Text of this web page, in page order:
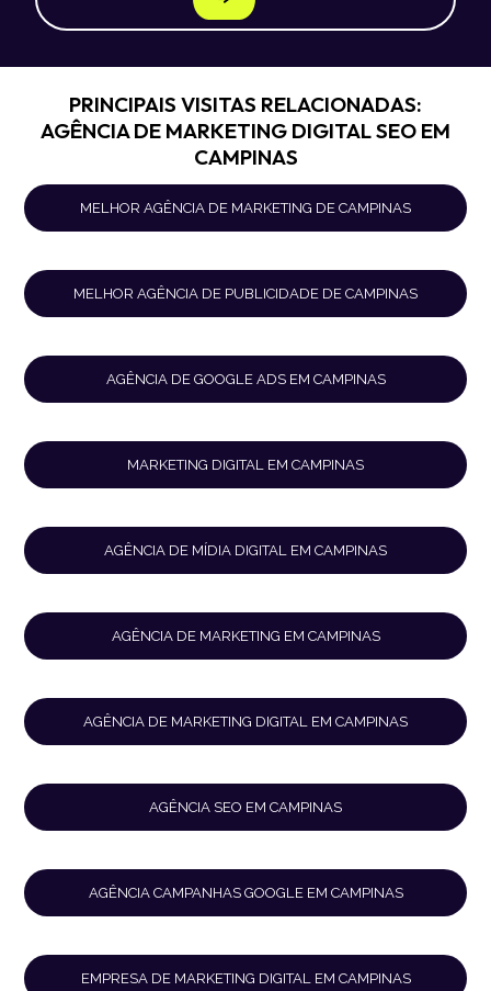
PRINCIPAIS VISITAS RELACIONADAS:
AGÊNCIA DE MARKETING DIGITAL SEO EM
CAMPINAS
MELHOR AGÊNCIA DE MARKETING DE CAMPINAS
MELHOR AGÊNCIA DE PUBLICIDADE DE CAMPINAS
AGÊNCIA DE GOOGLE ADS EM CAMPINAS
MARKETING DIGITAL EM CAMPINAS
AGÊNCIA DE MÍDIA DIGITAL EM CAMPINAS
AGÊNCIA DE MARKETING EM CAMPINAS
AGÊNCIA DE MARKETING DIGITAL EM CAMPINAS
AGÊNCIA SEO EM CAMPINAS
AGÊNCIA CAMPANHAS GOOGLE EM CAMPINAS
EMPRESA DE MARKETING DIGITAL EM CAMPINAS